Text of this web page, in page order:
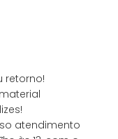
retorno!
atendimento